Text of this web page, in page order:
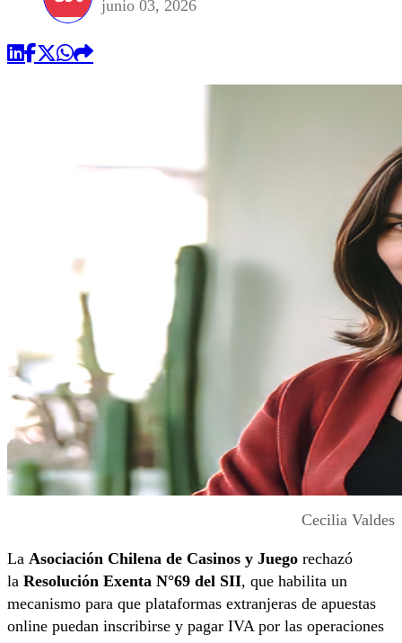
junio 03, 2026
Cecilia Valdes
La Asociación Chilena de Casinos y Juego rechazó
la Resolución Exenta N°69 del SII, que habilita un
mecanismo para que plataformas extranjeras de apuestas
online puedan inscribirse y pagar IVA por las operaciones